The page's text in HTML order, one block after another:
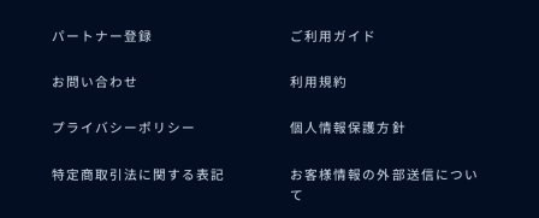
パートナー登録 ご利用ガイド
お問い合わせ 利用規約
プライバシーポリシー 個人情報保護方針
特定商取引法に関する表記
お客様情報の外部送信につい
て